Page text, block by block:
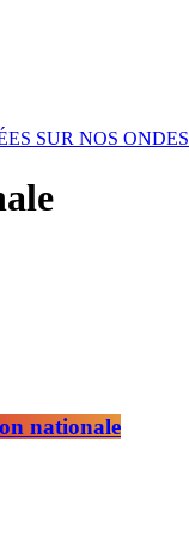
SUR NOS ONDES
nationale